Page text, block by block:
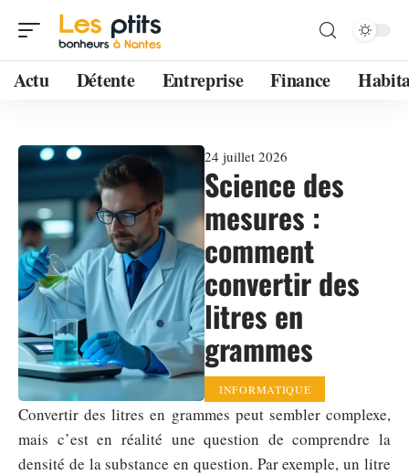
Actu Détente Entreprise Finance
24 juillet 2026
Science des
mesures :
comment
convertir des
litres en
grammes
INFORMATIQUE
Convertir des litres en grammes peut sembler complexe,
mais c’est en réalité une question de comprendre la
densité de la substance en question. Par exemple, un litre